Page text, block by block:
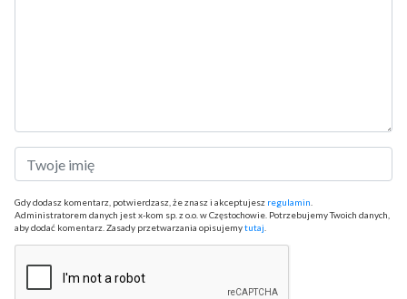
Gdy dodasz komentarz, potwierdzasz, że znasz i akceptujesz regulamin
Administratorem danych jest x-kom sp. z o.o. w Częstochowie. Potrzebujemy Twoich danych,
aby dodać komentarz. Zasady przetwarzania opisujemytutaj